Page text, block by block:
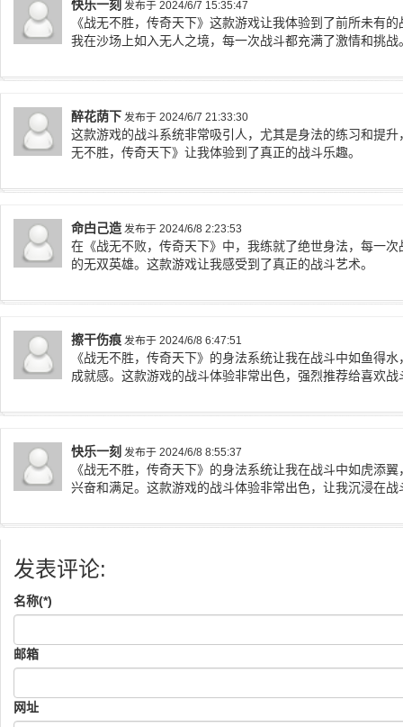
快乐一刻 发布于 2024/6/7 15:35:47
《战无不胜，传奇天下》这款游戏让我体验到了前所未有
我在沙场上如入无人之境，每一次战斗都充满了激情和挑战
醉花荫下 发布于 2024/6/7 21:33:30
这款游戏的战斗系统非常吸引人，尤其是身法的练习和提
无不胜，传奇天下》让我体验到了真正的战斗乐趣。
命甴己造 发布于 2024/6/8 2:23:53
在《战无不败，传奇天下》中，我练就了绝世身法，每一
的无双英雄。这款游戏让我感受到了真正的战斗艺术。
擦干伤痕 发布于 2024/6/8 6:47:51
《战无不胜，传奇天下》的身法系统让我在战斗中如鱼得
成就感。这款游戏的战斗体验非常出色，强烈推荐给喜欢战
快乐一刻 发布于 2024/6/8 8:55:37
《战无不胜，传奇天下》的身法系统让我在战斗中如虎添
兴奋和满足。这款游戏的战斗体验非常出色，让我沉浸在
发表评论:
名称(*)
邮箱
网址